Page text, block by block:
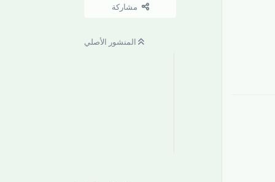
مشاركة
المنشور الأصلي